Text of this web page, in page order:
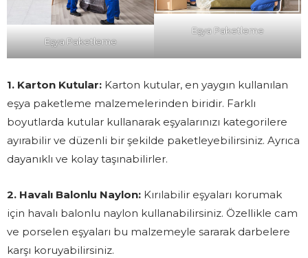
Eşya Paketleme
Eşya Paketleme
1. Karton Kutular: Karton kutular, en yaygın kullanılan
eşya paketleme malzemelerinden biridir. Farklı
boyutlarda kutular kullanarak eşyalarınızı kategorilere
ayırabilir ve düzenli bir şekilde paketleyebilirsiniz. Ayrıca
dayanıklı ve kolay taşınabilirler.
2. Havalı Balonlu Naylon: Kırılabilir eşyaları korumak
için havalı balonlu naylon kullanabilirsiniz. Özellikle cam
ve porselen eşyaları bu malzemeyle sararak darbelere
karşı koruyabilirsiniz.